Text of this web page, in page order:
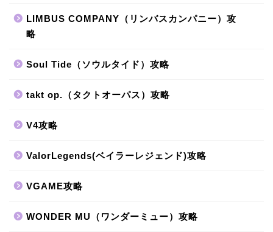
LIMBUS COMPANY（リンバスカンパニー）攻
略
Soul Tide（ソウルタイド）攻略
takt op.（タクトオーパス）攻略
V4攻略
ValorLegends(ベイラーレジェンド)攻略
VGAME攻略
WONDER MU（ワンダーミュー）攻略